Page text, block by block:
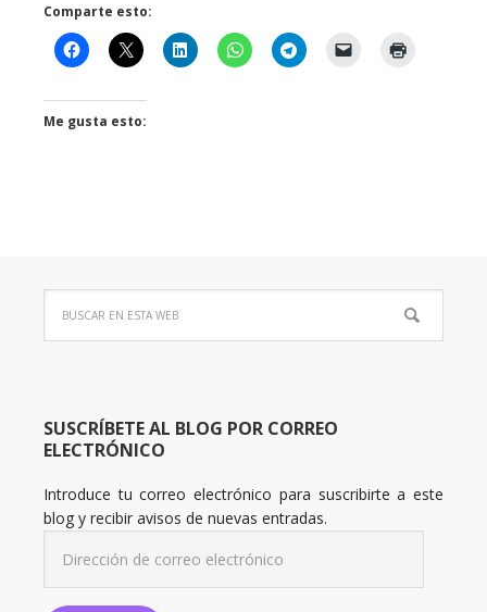
Comparte esto:
Me gusta esto:
SUSCRÍBETE AL BLOG POR CORREO
ELECTRÓNICO
Introduce tu correo electrónico para suscribirte a este
blog y recibir avisos de nuevas entradas.
correo